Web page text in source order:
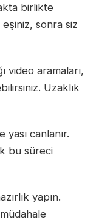
birlikte
eşiniz, sonra siz
video aramaları,
Uzaklık
canlanır.
bu süreci
yapın.